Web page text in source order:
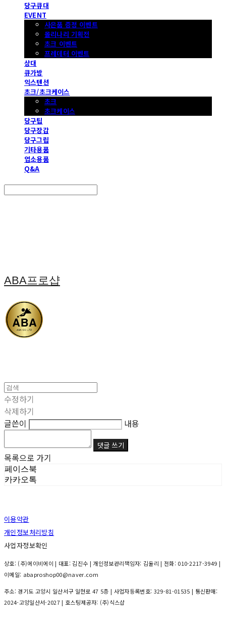
당구큐대
EVENT
사은품 증정 이벤트
몰리나리 기획전
초크 이벤트
프레데터 이벤트
상대
큐가방
익스텐션
초크/초크케이스
초크
초크케이스
당구팁
당구장갑
당구그립
기타용품
업소용품
Q&A
ABA프로샵
수정하기
삭제하기
글쓴이
내용
댓글 쓰기
목록으로 가기
페이스북
카카오톡
이용약관
개인정보처리방침
사업자정보확인
상호: (주)에이비에이 | 대표: 김진수 | 개인정보관리책임자: 김율리 | 전화: 010-2217-3949 |
이메일: abaproshop00@naver.com
주소: 경기도 고양시 일산서구 일현로 47 5층 | 사업자등록번호: 329-81-01535 | 통신판매:
2024-고양일산서-2027| 호스팅제공자: (주)식스샵